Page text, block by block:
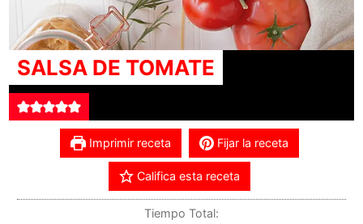
SALSA DE TOMATE
Imprimir receta Fijar la receta
Califica esta receta
Tiempo Total: